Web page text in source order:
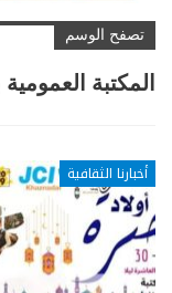
تصفح الوسم
المكتبة العمومية
أخبارنا الثقافية